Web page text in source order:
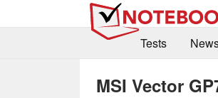
Tests
MSI Vector